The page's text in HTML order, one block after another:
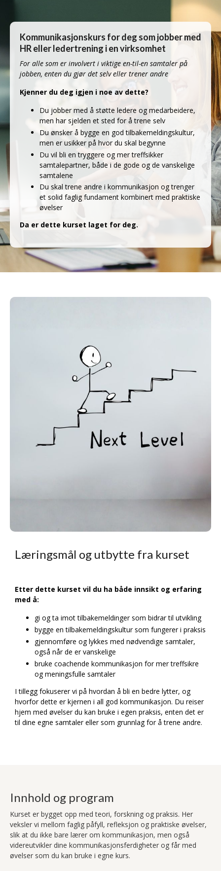
Kommunikasjonskurs for deg som jobber med
HR eller ledertrening i en virksomhet
For alle som er involvert i viktige en-til-en samtaler på
jobben, enten du gjør det selv eller trener andre
Kjenner du deg igjen i noe av dette?
Du jobber med å støtte ledere og medarbeidere,
men har sjelden et sted for å trene selv
Du ønsker å bygge en god tilbakemeldingskultur,
men er usikker på hvor du skal begynne
Du vil bli en tryggere og mer treffsikker
samtalepartner, både i de gode og de vanskelige
samtalene
Du skal trene andre i kommunikasjon og trenger
et solid faglig fundament kombinert med praktiske
øvelser
Da er dette kurset laget for deg.
Læringsmål og utbytte fra kurset
Etter dette kurset vil du ha både innsikt og erfaring
med å:
gi og ta imot tilbakemeldinger som bidrar til utvikling
bygge en tilbakemeldingskultur som fungerer i praksis
gjennomføre og lykkes med nødvendige samtaler,
også når de er vanskelige
bruke coachende kommunikasjon for mer treffsikre
og meningsfulle samtaler
I tillegg fokuserer vi på hvordan å bli en bedre lytter, og
hvorfor dette er kjernen i all god kommunikasjon. Du reiser
hjem med øvelser du kan bruke i egen praksis, enten det er
til dine egne samtaler eller som grunnlag for å trene andre.
Innhold og program
Kurset er bygget opp med teori, forskning og praksis. Her
veksler vi mellom faglig påfyll, refleksjon og praktiske øvelser,
slik at du ikke bare lærer om kommunikasjon, men også
videreutvikler dine kommunikasjonsferdigheter og får med
øvelser som du kan bruke i egne kurs.